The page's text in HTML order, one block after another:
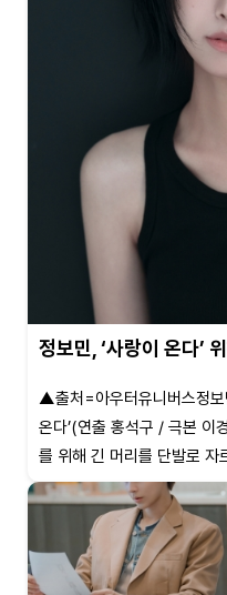
정보민, ‘사랑이 온다’
▲출처=아우터유니버스정보
온다’(연출 홍석구 / 극본 이
를 위해 긴 머리를 단발로 자